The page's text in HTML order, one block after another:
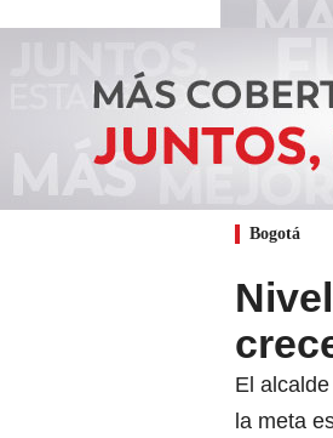
Bogotá
El
la meta